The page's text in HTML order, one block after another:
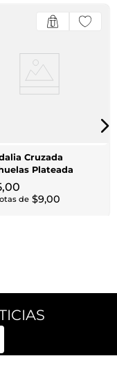
Cruzada
Plateada
,00
de $9,00